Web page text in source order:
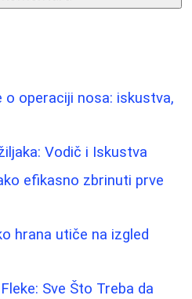
operaciji nosa: iskustva,
Vodič i Iskustva
efikasno zbrinuti prve
hrana utiče na izgled
Sve Što Treba da